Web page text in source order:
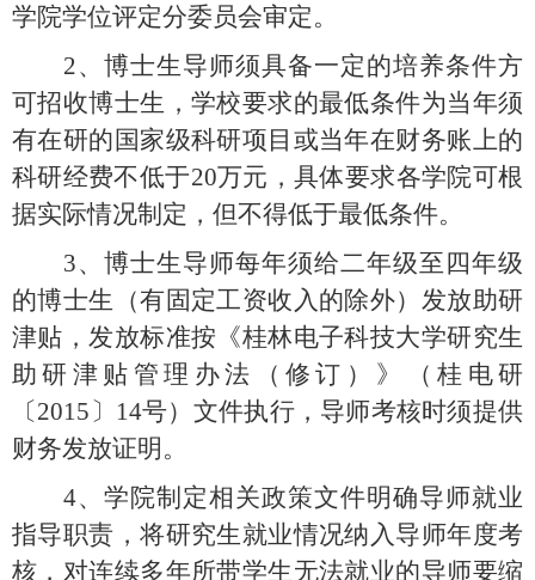
学院学位评定分委员会审定。
2、 博士生导师须具备一定的培养条件方
可招收博士生，学校要求的最低条件为当年须
有在研的国家级科研项目或当年在财务账上的
科研经费不低于20万元，具体要求各学院可根
据实际情况制定，但不得低于最低条件。
3、 博士生导师每年须给二年级至四年级
的博士生（有固定工资收入的除外）发放助研
津贴，发放标准按《桂林电子科技大学研究生
助研津贴管理办法（修订）》（桂电研
〔2015〕14号）文件执行，导师考核时须提供
财务发放证明。
4、 学院制定相关政策文件明确导师就业
指导职责，将研究生就业情况纳入导师年度考
核，对连续多年所带学生无法就业的导师要缩